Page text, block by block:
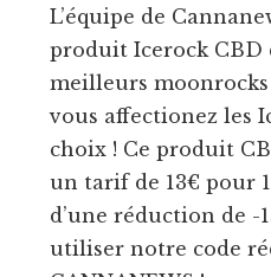
L’équipe de
produit Icerock
meilleurs
vous affectionez les
choix ! Ce produit
un tarif de 13€ pour
d’une réduction de -
utiliser notre code